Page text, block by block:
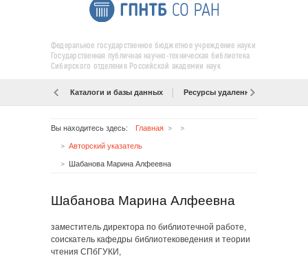
Федеральное государственное бюджетное учреждение науки
Государственная публичная научно-техническая библиотека
Сибирского отделения Российской академии наук
Каталоги и базы данных Ресурсы удаленного доступа
Вы находитесь здесь: Главная
Авторский указатель
Шабанова Марина Алфеевна
Шабанова Марина Алфеевна
заместитель директора по библиотечной работе,
соискатель кафедры библиотековедения и теории
чтения СПбГУКИ,